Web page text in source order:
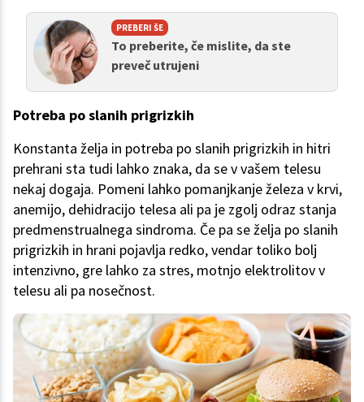
PREBERI ŠE
To preberite, če mislite, da ste
preveč utrujeni
Potreba po slanih prigrizkih
Konstanta želja in potreba po slanih prigrizkih in hitri
prehrani sta tudi lahko znaka, da se v vašem telesu
nekaj dogaja. Pomeni lahko pomanjkanje železa v krvi,
anemijo, dehidracijo telesa ali pa je zgolj odraz stanja
predmenstrualnega sindroma. Če pa se želja po slanih
prigrizkih in hrani pojavlja redko, vendar toliko bolj
intenzivno, gre lahko za stres, motnjo elektrolitov v
telesu ali pa nosečnost.